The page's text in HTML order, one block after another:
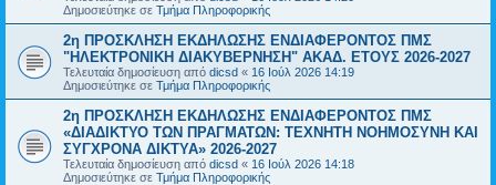
Δημοσιεύτηκε σε Τμήμα Πληροφορικής
2η ΠΡΟΣΚΛΗΣΗ ΕΚΔΗΛΩΣΗΣ ΕΝΔΙΑΦΕΡΟΝΤΟΣ ΠΜΣ
"ΗΛΕΚΤΡΟΝΙΚΗ ΔΙΑΚΥΒΕΡΝΗΣΗ" ΑΚΑΔ. ΕΤΟΥΣ 2026-2027
Τελευταία δημοσίευση από dicsd « 16 Ιούλ 2026 14:19
Δημοσιεύτηκε σε Τμήμα Πληροφορικής
2η ΠΡΟΣΚΛΗΣΗ ΕΚΔΗΛΩΣΗΣ ΕΝΔΙΑΦΕΡΟΝΤΟΣ ΠΜΣ
«ΔΙΑΔΙΚΤΥΟ ΤΩΝ ΠΡΑΓΜΑΤΩΝ: ΤΕΧΝΗΤΗ ΝΟΗΜΟΣΥΝΗ ΚΑΙ
ΣΥΓΧΡΟΝΑ ΔΙΚΤΥΑ» 2026-2027
Τελευταία δημοσίευση από dicsd « 16 Ιούλ 2026 14:18
Δημοσιεύτηκε σε Τμήμα Πληροφορικής